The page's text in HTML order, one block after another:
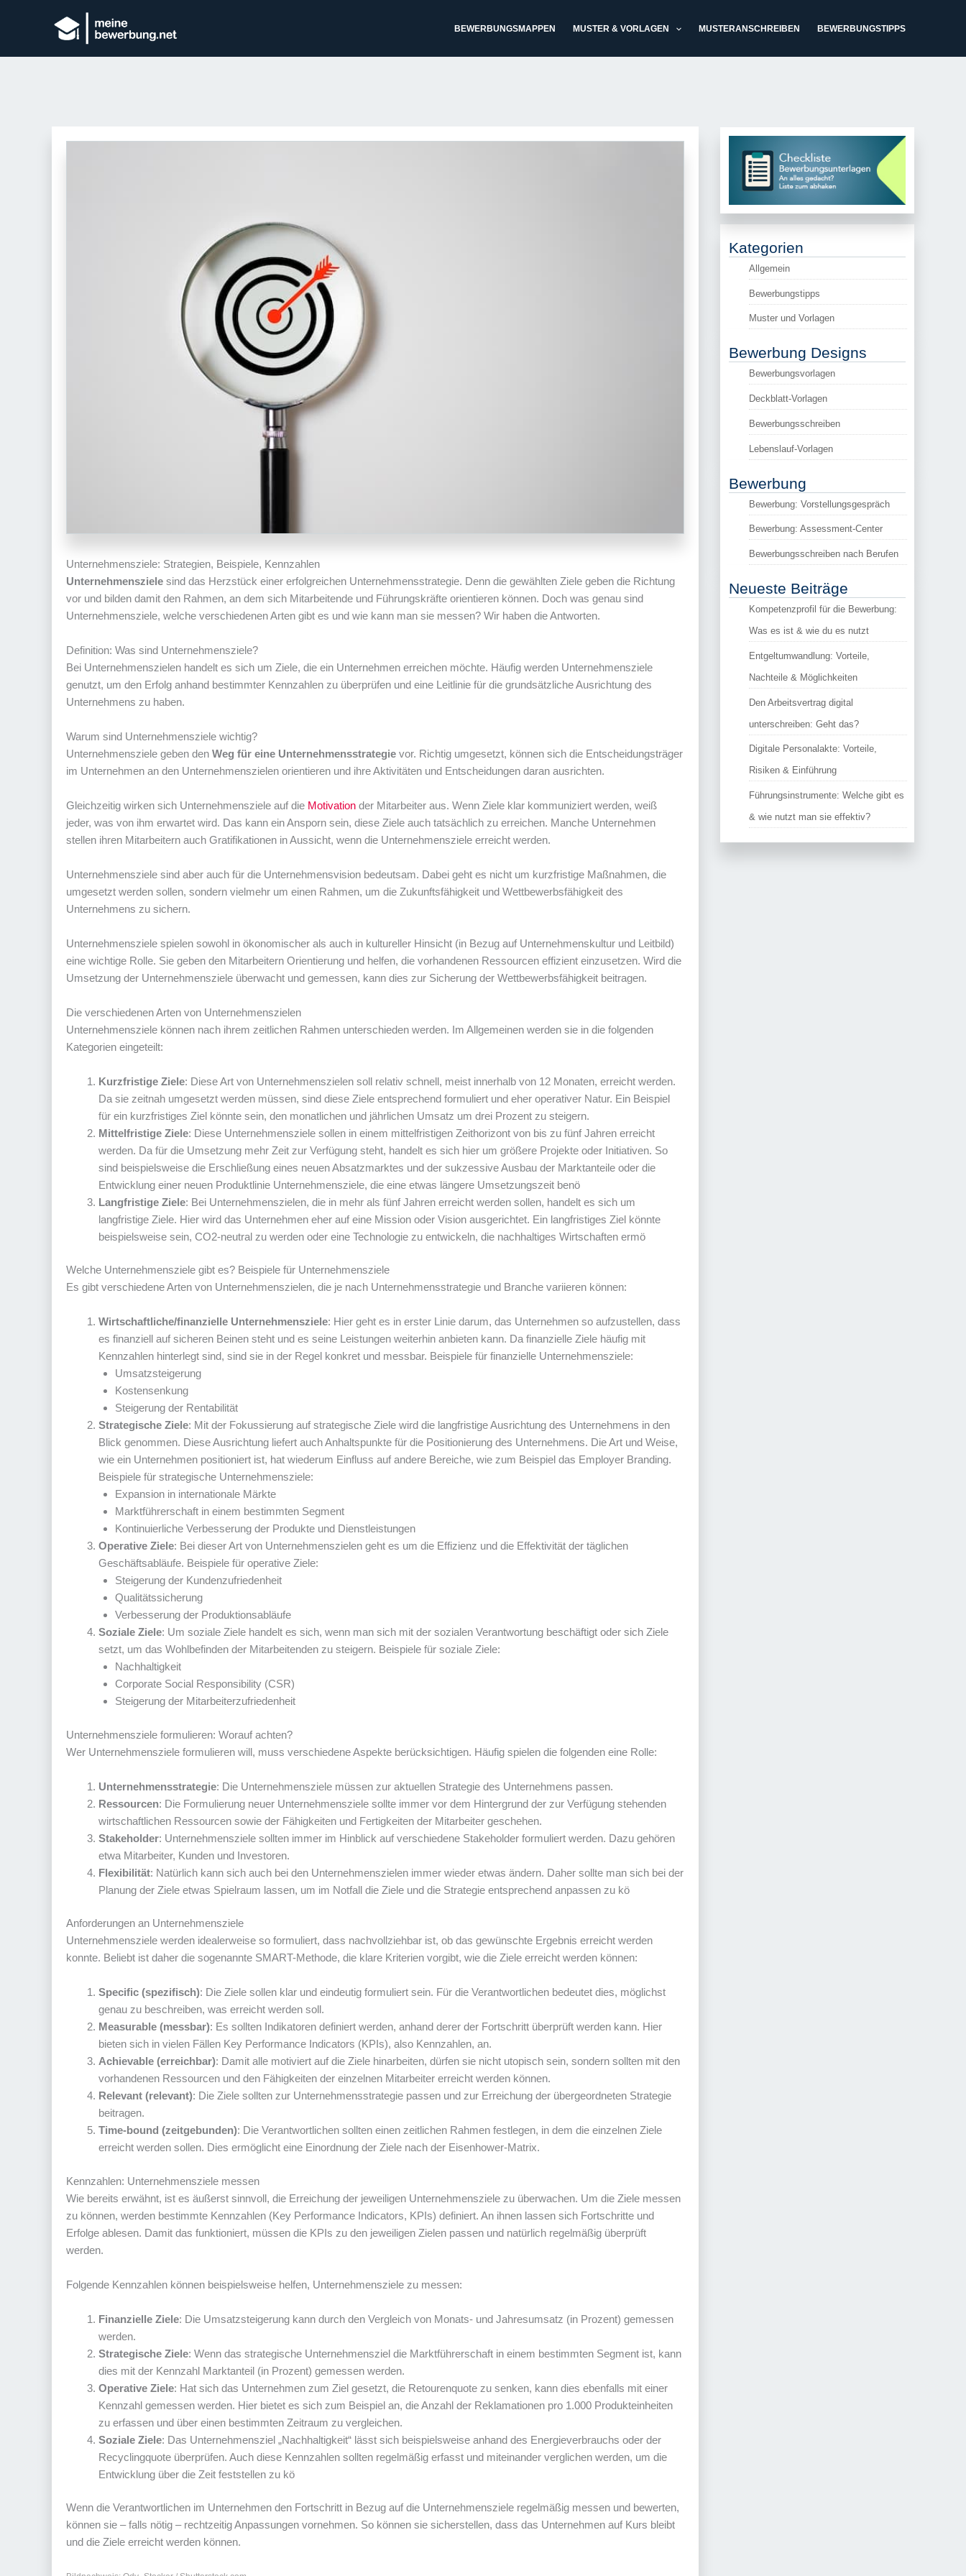
BEWERBUNGSMAPPEN MUSTER & VORLAGEN MUSTERANSCHREIBEN BEWERBUNGSTIPPS
Unternehmensziele: Strategien, Beispiele, Kennzahlen
Unternehmensziele sind das Herzstück einer erfolgreichen Unternehmensstrategie. Denn die gewählten Ziele geben die Richtung
vor und bilden damit den Rahmen, an dem sich Mitarbeitende und Führungskräfte orientieren können. Doch was genau sind
Unternehmensziele, welche verschiedenen Arten gibt es und wie kann man sie messen? Wir haben die Antworten.
Definition: Was sind Unternehmensziele?
Bei Unternehmenszielen handelt es sich um Ziele, die ein Unternehmen erreichen möchte. Häufig werden Unternehmensziele
genutzt, um den Erfolg anhand bestimmter Kennzahlen zu überprüfen und eine Leitlinie für die grundsätzliche Ausrichtung des
Unternehmens zu haben.
Warum sind Unternehmensziele wichtig?
Unternehmensziele geben den Weg für eine Unternehmensstrategie vor. Richtig umgesetzt, können sich die Entscheidungsträger
im Unternehmen an den Unternehmenszielen orientieren und ihre Aktivitäten und Entscheidungen daran ausrichten.
Gleichzeitig wirken sich Unternehmensziele auf die Motivation der Mitarbeiter aus. Wenn Ziele klar kommuniziert werden, weiß
jeder, was von ihm erwartet wird. Das kann ein Ansporn sein, diese Ziele auch tatsächlich zu erreichen. Manche Unternehmen
stellen ihren Mitarbeitern auch Gratifikationen in Aussicht, wenn die Unternehmensziele erreicht werden.
Unternehmensziele sind aber auch für die Unternehmensvision bedeutsam. Dabei geht es nicht um kurzfristige Maßnahmen, die
umgesetzt werden sollen, sondern vielmehr um einen Rahmen, um die Zukunftsfähigkeit und Wettbewerbsfähigkeit des
Unternehmens zu sichern.
Unternehmensziele spielen sowohl in ökonomischer als auch in kultureller Hinsicht (in Bezug auf Unternehmenskultur und Leitbild)
eine wichtige Rolle. Sie geben den Mitarbeitern Orientierung und helfen, die vorhandenen Ressourcen effizient einzusetzen. Wird die
Umsetzung der Unternehmensziele überwacht und gemessen, kann dies zur Sicherung der Wettbewerbsfähigkeit beitragen.
Die verschiedenen Arten von Unternehmenszielen
Unternehmensziele können nach ihrem zeitlichen Rahmen unterschieden werden. Im Allgemeinen werden sie in die folgenden
Kategorien eingeteilt:
Kurzfristige Ziele: Diese Art von Unternehmenszielen soll relativ schnell, meist innerhalb von 12 Monaten, erreicht werden.
Da sie zeitnah umgesetzt werden müssen, sind diese Ziele entsprechend formuliert und eher operativer Natur. Ein Beispiel
für ein kurzfristiges Ziel könnte sein, den monatlichen und jährlichen Umsatz um drei Prozent zu steigern.
Mittelfristige Ziele: Diese Unternehmensziele sollen in einem mittelfristigen Zeithorizont von bis zu fünf Jahren erreicht
werden. Da für die Umsetzung mehr Zeit zur Verfügung steht, handelt es sich hier um größere Projekte oder Initiativen. So
sind beispielsweise die Erschließung eines neuen Absatzmarktes und der sukzessive Ausbau der Marktanteile oder die
Entwicklung einer neuen Produktlinie Unternehmensziele, die eine etwas längere Umsetzungszeit benö
Langfristige Ziele: Bei Unternehmenszielen, die in mehr als fünf Jahren erreicht werden sollen, handelt es sich um
langfristige Ziele. Hier wird das Unternehmen eher auf eine Mission oder Vision ausgerichtet. Ein langfristiges Ziel könnte
beispielsweise sein, CO2-neutral zu werden oder eine Technologie zu entwickeln, die nachhaltiges Wirtschaften ermö
Welche Unternehmensziele gibt es? Beispiele für Unternehmensziele
Es gibt verschiedene Arten von Unternehmenszielen, die je nach Unternehmensstrategie und Branche variieren können:
Wirtschaftliche/finanzielle Unternehmensziele: Hier geht es in erster Linie darum, das Unternehmen so aufzustellen, dass
es finanziell auf sicheren Beinen steht und es seine Leistungen weiterhin anbieten kann. Da finanzielle Ziele häufig mit
Kennzahlen hinterlegt sind, sind sie in der Regel konkret und messbar. Beispiele für finanzielle Unternehmensziele:
Umsatzsteigerung
Kostensenkung
Steigerung der Rentabilität
Strategische Ziele: Mit der Fokussierung auf strategische Ziele wird die langfristige Ausrichtung des Unternehmens in den
Blick genommen. Diese Ausrichtung liefert auch Anhaltspunkte für die Positionierung des Unternehmens. Die Art und Weise,
wie ein Unternehmen positioniert ist, hat wiederum Einfluss auf andere Bereiche, wie zum Beispiel das Employer Branding.
Beispiele für strategische Unternehmensziele:
Expansion in internationale Märkte
Marktführerschaft in einem bestimmten Segment
Kontinuierliche Verbesserung der Produkte und Dienstleistungen
Operative Ziele: Bei dieser Art von Unternehmenszielen geht es um die Effizienz und die Effektivität der täglichen
Geschäftsabläufe. Beispiele für operative Ziele:
Steigerung der Kundenzufriedenheit
Qualitätssicherung
Verbesserung der Produktionsabläufe
Soziale Ziele: Um soziale Ziele handelt es sich, wenn man sich mit der sozialen Verantwortung beschäftigt oder sich Ziele
setzt, um das Wohlbefinden der Mitarbeitenden zu steigern. Beispiele für soziale Ziele:
Nachhaltigkeit
Corporate Social Responsibility (CSR)
Steigerung der Mitarbeiterzufriedenheit
Unternehmensziele formulieren: Worauf achten?
Wer Unternehmensziele formulieren will, muss verschiedene Aspekte berücksichtigen. Häufig spielen die folgenden eine Rolle:
Unternehmensstrategie: Die Unternehmensziele müssen zur aktuellen Strategie des Unternehmens passen.
Ressourcen: Die Formulierung neuer Unternehmensziele sollte immer vor dem Hintergrund der zur Verfügung stehenden
wirtschaftlichen Ressourcen sowie der Fähigkeiten und Fertigkeiten der Mitarbeiter geschehen.
Stakeholder: Unternehmensziele sollten immer im Hinblick auf verschiedene Stakeholder formuliert werden. Dazu gehören
etwa Mitarbeiter, Kunden und Investoren.
Flexibilität: Natürlich kann sich auch bei den Unternehmenszielen immer wieder etwas ändern. Daher sollte man sich bei der
Planung der Ziele etwas Spielraum lassen, um im Notfall die Ziele und die Strategie entsprechend anpassen zu kö
Anforderungen an Unternehmensziele
Unternehmensziele werden idealerweise so formuliert, dass nachvollziehbar ist, ob das gewünschte Ergebnis erreicht werden
konnte. Beliebt ist daher die sogenannte SMART-Methode, die klare Kriterien vorgibt, wie die Ziele erreicht werden können:
Specific (spezifisch): Die Ziele sollen klar und eindeutig formuliert sein. Für die Verantwortlichen bedeutet dies, möglichst
genau zu beschreiben, was erreicht werden soll.
Measurable (messbar): Es sollten Indikatoren definiert werden, anhand derer der Fortschritt überprüft werden kann. Hier
bieten sich in vielen Fällen Key Performance Indicators (KPIs), also Kennzahlen, an.
Achievable (erreichbar): Damit alle motiviert auf die Ziele hinarbeiten, dürfen sie nicht utopisch sein, sondern sollten mit den
vorhandenen Ressourcen und den Fähigkeiten der einzelnen Mitarbeiter erreicht werden können.
Relevant (relevant): Die Ziele sollten zur Unternehmensstrategie passen und zur Erreichung der übergeordneten Strategie
beitragen.
Time-bound (zeitgebunden): Die Verantwortlichen sollten einen zeitlichen Rahmen festlegen, in dem die einzelnen Ziele
erreicht werden sollen. Dies ermöglicht eine Einordnung der Ziele nach der Eisenhower-Matrix.
Kennzahlen: Unternehmensziele messen
Wie bereits erwähnt, ist es äußerst sinnvoll, die Erreichung der jeweiligen Unternehmensziele zu überwachen. Um die Ziele messen
zu können, werden bestimmte Kennzahlen (Key Performance Indicators, KPIs) definiert. An ihnen lassen sich Fortschritte und
Erfolge ablesen. Damit das funktioniert, müssen die KPIs zu den jeweiligen Zielen passen und natürlich regelmäßig überprüft
werden.
Folgende Kennzahlen können beispielsweise helfen, Unternehmensziele zu messen:
Finanzielle Ziele: Die Umsatzsteigerung kann durch den Vergleich von Monats- und Jahresumsatz (in Prozent) gemessen
werden.
Strategische Ziele: Wenn das strategische Unternehmensziel die Marktführerschaft in einem bestimmten Segment ist, kann
dies mit der Kennzahl Marktanteil (in Prozent) gemessen werden.
Operative Ziele: Hat sich das Unternehmen zum Ziel gesetzt, die Retourenquote zu senken, kann dies ebenfalls mit einer
Kennzahl gemessen werden. Hier bietet es sich zum Beispiel an, die Anzahl der Reklamationen pro 1.000 Produkteinheiten
zu erfassen und über einen bestimmten Zeitraum zu vergleichen.
Soziale Ziele: Das Unternehmensziel „Nachhaltigkeit“ lässt sich beispielsweise anhand des Energieverbrauchs oder der
Recyclingquote überprüfen. Auch diese Kennzahlen sollten regelmäßig erfasst und miteinander verglichen werden, um die
Entwicklung über die Zeit feststellen zu kö
Wenn die Verantwortlichen im Unternehmen den Fortschritt in Bezug auf die Unternehmensziele regelmäßig messen und bewerten,
können sie – falls nötig – rechtzeitig Anpassungen vornehmen. So können sie sicherstellen, dass das Unternehmen auf Kurs bleibt
und die Ziele erreicht werden können.
Kategorien
Allgemein
Bewerbungstipps
Muster und Vorlagen
Bewerbung Designs
Bewerbungsvorlagen
Deckblatt-Vorlagen
Bewerbungsschreiben
Lebenslauf-Vorlagen
Bewerbung
Bewerbung: Vorstellungsgespräch
Bewerbung: Assessment-Center
Bewerbungsschreiben nach Berufen
Neueste Beiträge
Kompetenzprofil für die Bewerbung:
Was es ist & wie du es nutzt
Entgeltumwandlung: Vorteile,
Nachteile & Möglichkeiten
Den Arbeitsvertrag digital
unterschreiben: Geht das?
Digitale Personalakte: Vorteile,
Risiken & Einführung
Führungsinstrumente: Welche gibt es
& wie nutzt man sie effektiv?